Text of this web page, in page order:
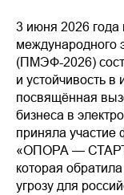
3 июня 2026 года
международного
(ПМЭФ-2026)
и устойчивость в
посвящённая
бизнеса в
приняла участие
«ОПОРА —
которая
угрозу для